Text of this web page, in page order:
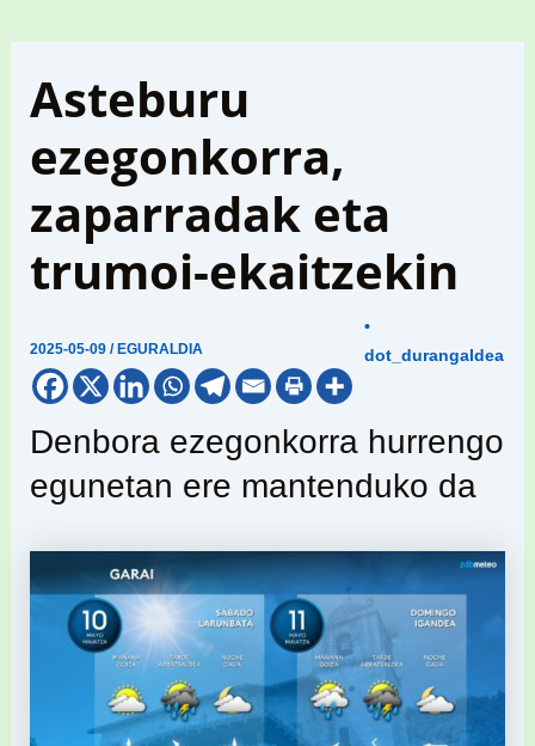
Asteburu
ezegonkorra,
zaparradak eta
trumoi-ekaitzekin
2025-05-09/ EGURALDIA
•
dot_durangaldea
Denbora ezegonkorra hurrengo
egunetan ere mantenduko da